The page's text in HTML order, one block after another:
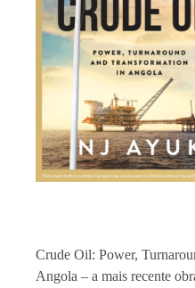
Crude Oil: Power,
Angola – a mais recente